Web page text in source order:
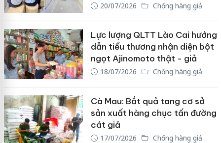
20/07/2026 Chống hàng giả
Lực lượng QLTT Lào Cai hướng
dẫn tiểu thương nhận diện bột
ngọt Ajinomoto thật - giả
18/07/2026 Chống hàng giả
Cà Mau: Bắt quả tang cơ sở
sản xuất hàng chục tấn đường
cát giả
17/07/2026 Chống hàng giả